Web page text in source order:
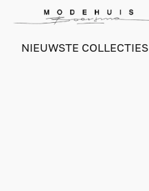
NIEUWSTE COLLECTIES